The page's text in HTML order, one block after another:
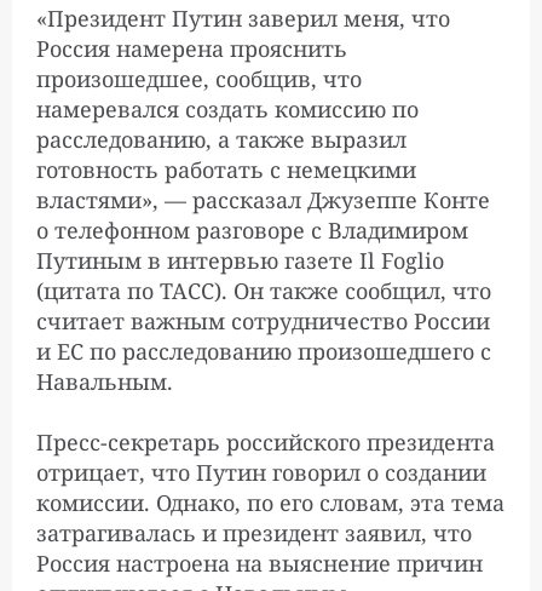
4:03:00
Рошаль: российские
медики обратились к
немецким, чтобы создать
группу для оценки причин
состояния Навального
4:02:00
«Это трагедия»: Трамп —
об отравлении
Навального
Телеграм-канал,
связанный с пресс-
службой Лукашенко,
опубликовал якобы
перехваченный разговор
Варшавы и Берлина о
«фальсификации»
«Президент Путин заверил меня, что
Россия намерена прояснить
произошедшее, сообщив, что
намеревался создать комиссию по
расследованию, а также выразил
готовность работать с немецкими
властями», — рассказал Джузеппе Конте
о телефонном разговоре с Владимиром
Путиным в интервью газете Il Foglio
(цитата по ТАСС). Он также сообщил, что
считает важным сотрудничество России
и ЕС по расследованию произошедшего с
Навальным.
Пресс-секретарь российского президента
отрицает, что Путин говорил о создании
комиссии. Однако, по его словам, эта тема
затрагивалась и президент заявил, что
Россия настроена на выяснение причин